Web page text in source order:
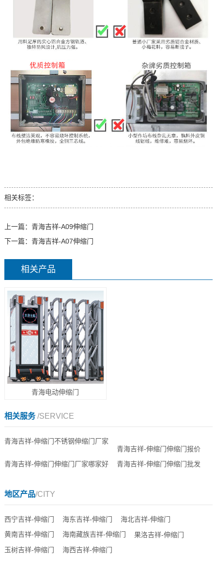
相关标签：
上一篇： 青海吉祥-A09伸缩门
下一篇： 青海吉祥-A07伸缩门
相关产品
青海电动伸缩门
相关服务/SERVICE
青海吉祥-伸缩门不锈钢伸缩门厂家
青海吉祥-伸缩门伸缩门报价
青海吉祥-伸缩门伸缩门厂家哪家好
青海吉祥-伸缩门伸缩门批发
地区产品/CITY
西宁吉祥-伸缩门 海东吉祥-伸缩门
海北吉祥-伸缩门
黄南吉祥-伸缩门
海南藏族吉祥-伸缩门
果洛吉祥-伸缩门
玉树吉祥-伸缩门
海西吉祥-伸缩门